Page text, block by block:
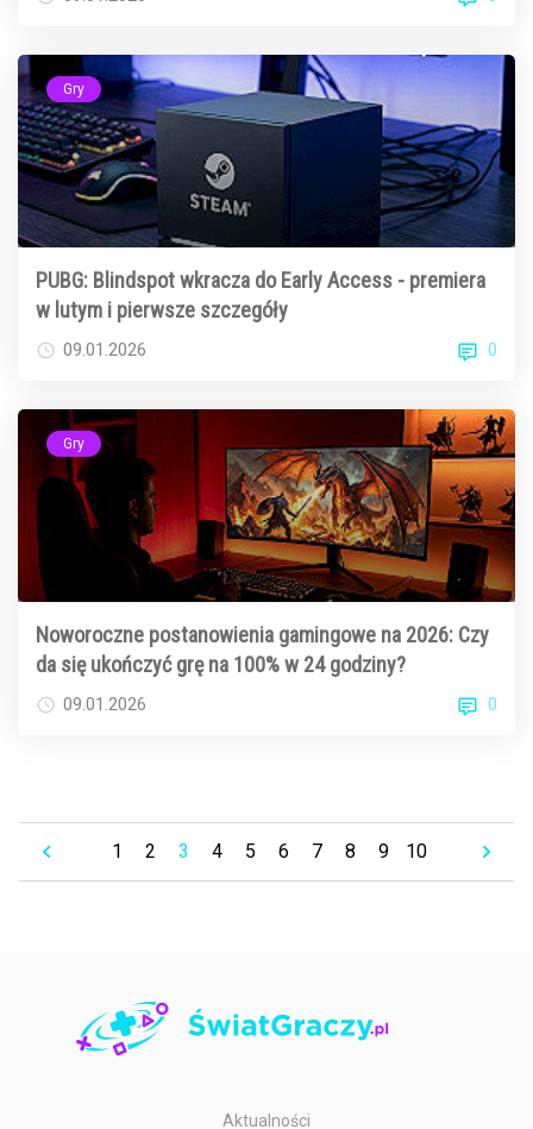
Gry
PUBG: Blindspot wkracza do Early Access - premiera
w lutym i pierwsze szczegóły
09.01.2026 0
Gry
Noworoczne postanowienia gamingowe na 2026: Czy
da się ukończyć grę na 100% w 24 godziny?
09.01.2026 0
1 2 3 4 5 6 7 8 9 10
Aktualności